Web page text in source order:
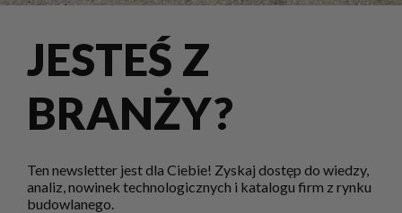
JESTEŚ Z
BRANŻY?
Ten newsletter jest dla Ciebie! Zyskaj dostęp do wiedzy,
analiz, nowinek technologicznych i katalogu firm z rynku
budowlanego.